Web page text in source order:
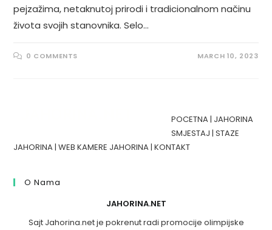
pejzažima, netaknutoj prirodi i tradicionalnom načinu
života svojih stanovnika. Selo…
0 COMMENTS MARCH 10, 2023
POCETNA | JAHORINA
SMJESTAJ |STAZE
JAHORINA |WEB KAMERE JAHORINA |KONTAKT
O Nama
JAHORINA.NET
Sajt Jahorina.net je pokrenut radi promocije olimpijske